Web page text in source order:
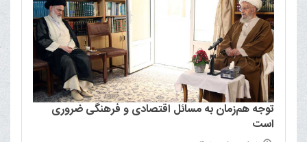
توجه هم‌زمان به مسائل اقتصادی و فرهنگی ضروری
است